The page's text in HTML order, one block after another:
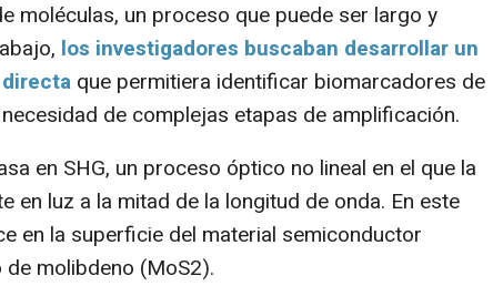
moléculas, un proceso que puede ser largo y
los investigadores buscaban desarrollar un
que permitiera identificar biomarcadores de
de complejas etapas de amplificación.
en SHG, un proceso óptico no lineal en el que la
en luz a la mitad de la longitud de onda. En este
en la superficie del material semiconductor
molibdeno (MoS2).